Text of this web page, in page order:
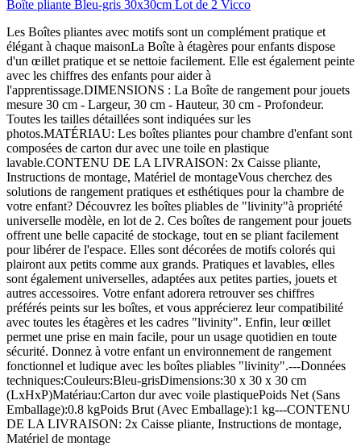
Boîte pliante Bleu-gris 30x30cm Lot de 2 Vicco
Les Boîtes pliantes avec motifs sont un complément pratique et
élégant à chaque maisonLa Boîte à étagères pour enfants dispose
d'un œillet pratique et se nettoie facilement. Elle est également peinte
avec les chiffres des enfants pour aider à
l'apprentissage.DIMENSIONS : La Boîte de rangement pour jouets
mesure 30 cm - Largeur, 30 cm - Hauteur, 30 cm - Profondeur.
Toutes les tailles détaillées sont indiquées sur les
photos.MATÉRIAU: Les boîtes pliantes pour chambre d'enfant sont
composées de carton dur avec une toile en plastique
lavable.CONTENU DE LA LIVRAISON: 2x Caisse pliante,
Instructions de montage, Matériel de montageVous cherchez des
solutions de rangement pratiques et esthétiques pour la chambre de
votre enfant? Découvrez les boîtes pliables de "livinity"à propriété
universelle modèle, en lot de 2. Ces boîtes de rangement pour jouets
offrent une belle capacité de stockage, tout en se pliant facilement
pour libérer de l'espace. Elles sont décorées de motifs colorés qui
plairont aux petits comme aux grands. Pratiques et lavables, elles
sont également universelles, adaptées aux petites parties, jouets et
autres accessoires. Votre enfant adorera retrouver ses chiffres
préférés peints sur les boîtes, et vous apprécierez leur compatibilité
avec toutes les étagères et les cadres "livinity". Enfin, leur œillet
permet une prise en main facile, pour un usage quotidien en toute
sécurité. Donnez à votre enfant un environnement de rangement
fonctionnel et ludique avec les boîtes pliables "livinity".---Données
techniques:Couleurs:Bleu-grisDimensions:30 x 30 x 30 cm
(LxHxP)Matériau:Carton dur avec voile plastiquePoids Net (Sans
Emballage):0.8 kgPoids Brut (Avec Emballage):1 kg---CONTENU
DE LA LIVRAISON: 2x Caisse pliante, Instructions de montage,
Matériel de montage